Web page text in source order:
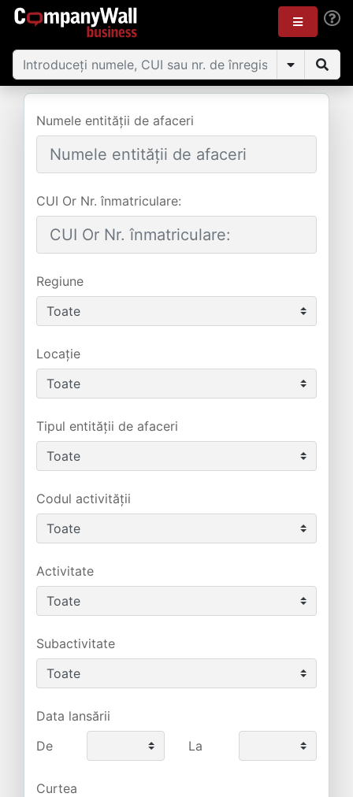
Numele entității de afaceri
CUI Or Nr. înmatriculare:
Regiune
Locație
Tipul entității de afaceri
Codul activității
Activitate
Subactivitate
Data lansării
De
La
Curtea